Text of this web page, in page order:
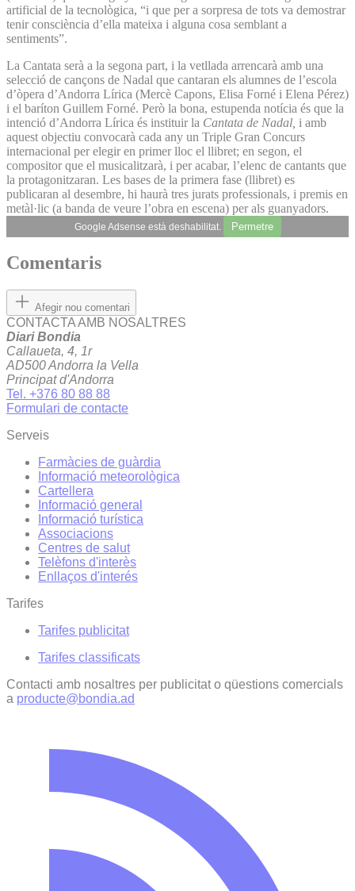
artificial de la tecnològica, “i que per a sorpresa de tots va demostrar
tenir consciència d’ella mateixa i alguna cosa semblant a
sentiments”.
La Cantata serà a la segona part, i la vetllada arrencarà amb una
selecció de cançons de Nadal que cantaran els alumnes de l’escola
d’òpera d’Andorra Lírica (Mercè Capons, Elisa Forné i Elena Pérez)
i el baríton Guillem Forné. Però la bona, estupenda notícia és que la
intenció d’Andorra Lírica és instituir la Cantata de Nadal, i amb
aquest objectiu convocarà cada any un Triple Gran Concurs
internacional per elegir en primer lloc el llibret; en segon, el
compositor que el musicalitzarà, i per acabar, l’elenc de cantants que
la protagonitzaran. Les bases de la primera fase (llibret) es
publicaran al desembre, hi haurà tres jurats professionals, i premis en
metàl·lic (a banda de veure l’obra en escena) per als guanyadors.
Google Adsense està deshabilitat. Permetre
Comentaris
Afegir nou comentari
CONTACTA AMB NOSALTRES
Diari Bondia
Callaueta, 4, 1r
AD500 Andorra la Vella
Principat d'Andorra
Tel. +376 80 88 88
Formulari de contacte
Serveis
Farmàcies de guàrdia
Informació meteorològica
Cartellera
Informació general
Informació turística
Associacions
Centres de salut
Telèfons d'interès
Enllaços d'interés
Tarifes
Tarifes publicitat
Tarifes classificats
Contacti amb nosaltres per publicitat o qüestions comercials
a producte@bondia.ad